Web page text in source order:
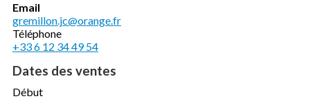
Email
gremillon.jc@orange.fr
Téléphone
+33 6 12 34 49 54
Dates des ventes
Début